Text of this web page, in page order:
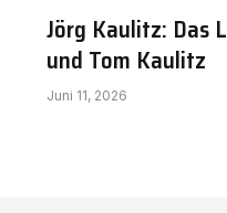
Jörg Kaulitz: Das
und Tom Kaulitz
Juni 11, 2026